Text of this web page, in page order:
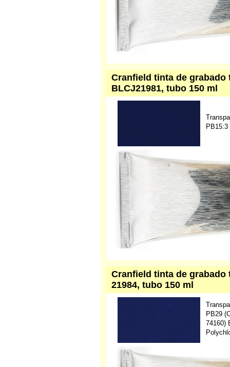
Cranfield tinta de grabado
BLCJ21981, tubo 150 ml
Cranfield tinta de grabado
21984, tubo 150 ml
PB29
74160)